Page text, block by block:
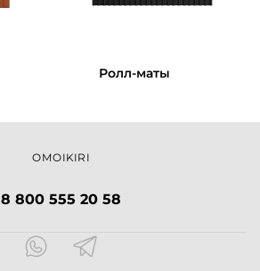
Ролл-маты
OMOIKIRI
8 800 555 20 58